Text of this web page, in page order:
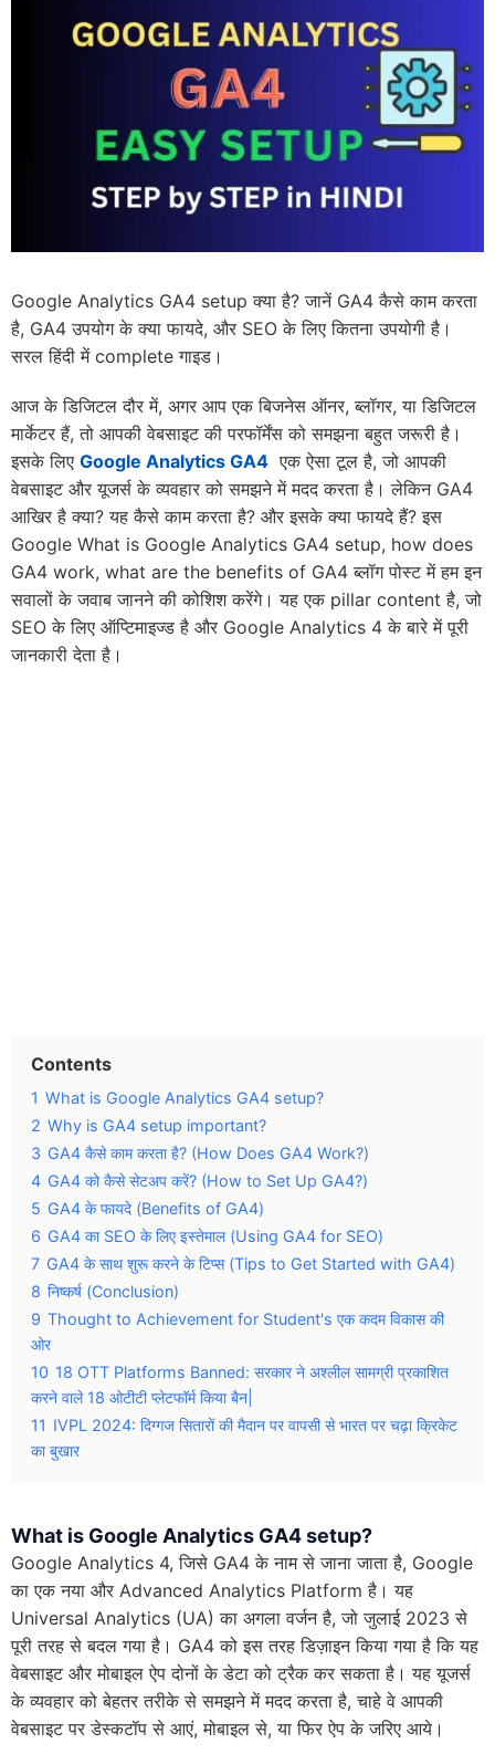
Google Analytics GA4 setup क्या है? जानें GA4 कैसे काम करता
है, GA4 उपयोग के क्या फायदे, और SEO के लिए कितना उपयोगी है।
सरल हिंदी में complete गाइड।
आज के डिजिटल दौर में, अगर आप एक बिजनेस ऑनर, ब्लॉगर, या डिजिटल
मार्केटर हैं, तो आपकी वेबसाइट की परफॉर्मेंस को समझना बहुत जरूरी है।
इसके लिए Google Analytics GA4 एक ऐसा टूल है, जो आपकी
वेबसाइट और यूजर्स के व्यवहार को समझने में मदद करता है। लेकिन GA4
आखिर है क्या? यह कैसे काम करता है? और इसके क्या फायदे हैं? इस
Google What is Google Analytics GA4 setup, how does
GA4 work, what are the benefits of GA4 ब्लॉग पोस्ट में हम इन
सवालों के जवाब जानने की कोशिश करेंगे। यह एक pillar content है, जो
SEO के लिए ऑप्टिमाइज्ड है और Google Analytics 4 के बारे में पूरी
जानकारी देता है।
Contents
1 What is Google Analytics GA4 setup?
2 Why is GA4 setup important?
3 GA4 कैसे काम करता है? (How Does GA4 Work?)
4 GA4 को कैसे सेटअप करें? (How to Set Up GA4?)
5 GA4 के फायदे (Benefits of GA4)
6 GA4 का SEO के लिए इस्तेमाल (Using GA4 for SEO)
7 GA4 के साथ शुरू करने के टिप्स (Tips to Get Started with GA4)
8 निष्कर्ष (Conclusion)
9 Thought to Achievement for Student's एक कदम विकास की
ओर
10 18 OTT Platforms Banned: सरकार ने अश्लील सामग्री प्रकाशित
करने वाले 18 ओटीटी प्लेटफॉर्म किया बैन|
11 IVPL 2024: दिग्गज सितारों की मैदान पर वापसी से भारत पर चढ़ा क्रिकेट
का बुखार
What is Google Analytics GA4 setup?
Google Analytics 4, जिसे GA4 के नाम से जाना जाता है, Google
का एक नया और Advanced Analytics Platform है। यह
Universal Analytics (UA) का अगला वर्जन है, जो जुलाई 2023 से
पूरी तरह से बदल गया है। GA4 को इस तरह डिज़ाइन किया गया है कि यह
वेबसाइट और मोबाइल ऐप दोनों के डेटा को ट्रैक कर सकता है। यह यूजर्स
के व्यवहार को बेहतर तरीके से समझने में मदद करता है, चाहे वे आपकी
वेबसाइट पर डेस्कटॉप से आएं, मोबाइल से, या फिर ऐप के जरिए आये।